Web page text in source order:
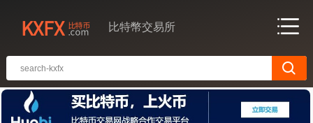
比特幣交易所